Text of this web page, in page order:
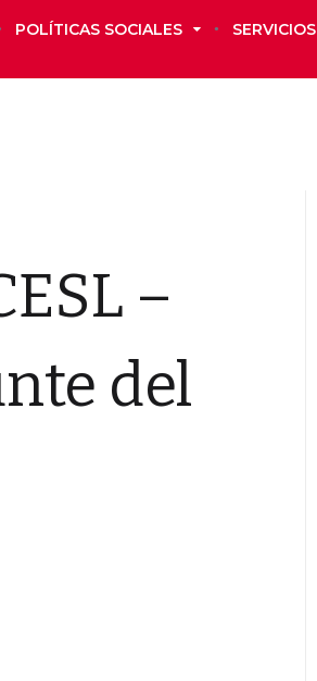
POLÍTICAS SOCIALES SERVICIOS
–
del